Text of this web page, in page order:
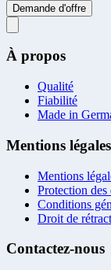
Demande d'offre
À propos
Qualité
Fiabilité
Made in
Mentions légales
Mentions
Protection des
Conditions
Droit de
Contactez-nous